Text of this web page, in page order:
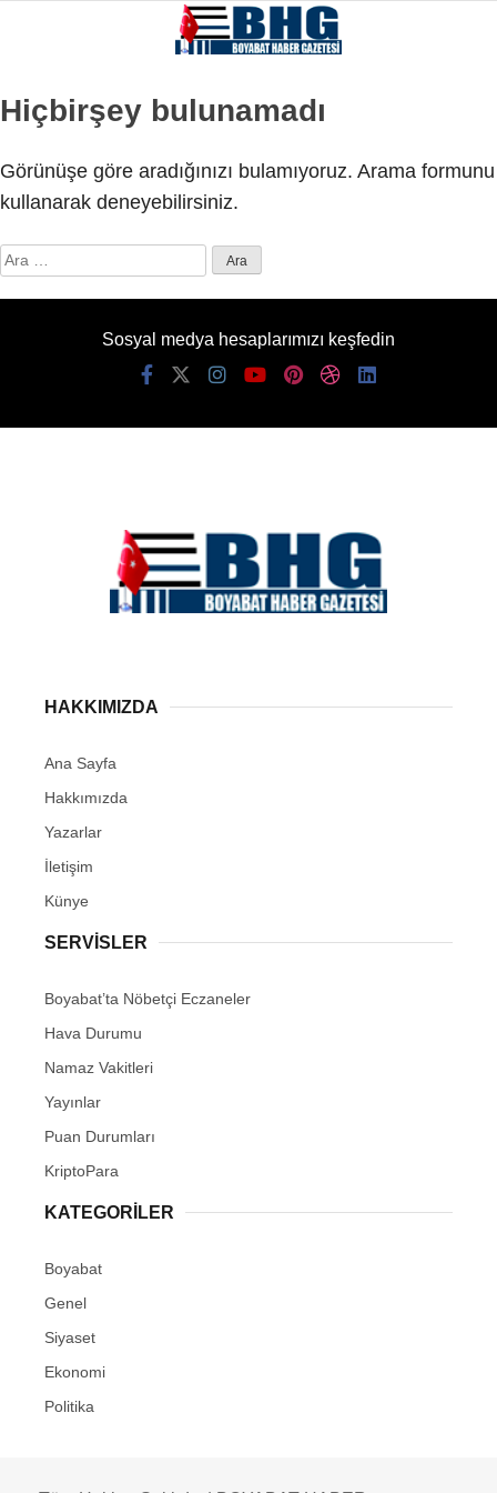
Hiçbirşey bulunamadı
Görünüşe göre aradığınızı bulamıyoruz. Arama formunu
kullanarak deneyebilirsiniz.
Arama:
Sosyal medya hesaplarımızı keşfedin
HAKKIMIZDA
Ana Sayfa
Hakkımızda
Yazarlar
İletişim
Künye
SERVISLER
Boyabat’ta Nöbetçi Eczaneler
Hava Durumu
Namaz Vakitleri
Yayınlar
Puan Durumları
KriptoPara
KATEGORILER
Boyabat
Genel
Siyaset
Ekonomi
Politika